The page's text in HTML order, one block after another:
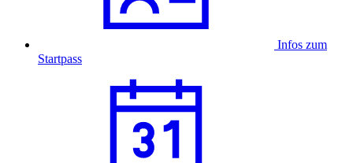
Infos zum
Startpass